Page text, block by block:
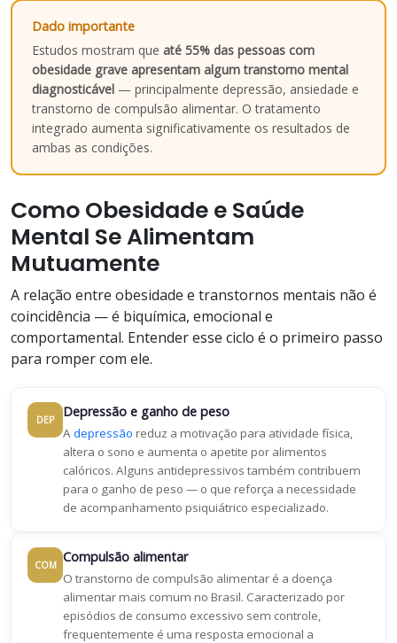
Dado importante
Estudos mostram que até 55% das pessoas com
obesidade grave apresentam algum transtorno mental
diagnosticável — principalmente depressão, ansiedade e
transtorno de compulsão alimentar. O tratamento
integrado aumenta significativamente os resultados de
ambas as condições.
Como Obesidade e Saúde
Mental Se Alimentam
Mutuamente
A relação entre obesidade e transtornos mentais não é
coincidência — é biquímica, emocional e
comportamental. Entender esse ciclo é o primeiro passo
para romper com ele.
DEP Depressão e ganho de peso
Adepressão reduz a motivação para atividade física,
altera o sono e aumenta o apetite por alimentos
calóricos. Alguns antidepressivos também contribuem
para o ganho de peso — o que reforça a necessidade
de acompanhamento psiquiátrico especializado.
COM Compulsão alimentar
O transtorno de compulsão alimentar é a doença
alimentar mais comum no Brasil. Caracterizado por
episódios de consumo excessivo sem controle,
frequentemente é uma resposta emocional a